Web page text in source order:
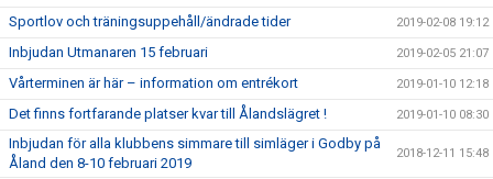
Sportlov och träningsuppehåll/ändrade tider 2019-02-08 19:12
Inbjudan Utmanaren 15 februari 2019-02-05 21:07
Vårterminen är här – information om entrékort 2019-01-10 12:18
Det finns fortfarande platser kvar till Ålandslägret ! 2019-01-10 08:30
Inbjudan för alla klubbens simmare till simläger i Godby på
Åland den 8-10 februari 2019
2018-12-11 15:48